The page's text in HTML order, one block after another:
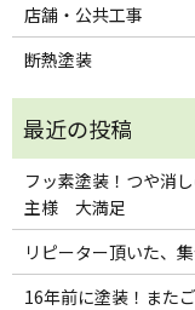
店舗・公共工事
断熱塗装
フッ素塗装！つや消
主様 大満足
リピーター頂いた、
16年前に塗装！また